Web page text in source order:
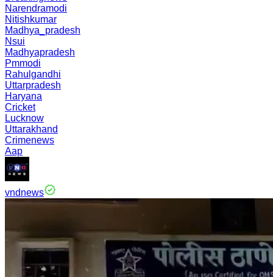
Narendramodi
Nitishkumar
Madhya_pradesh
Nsui
Madhyapradesh
Pmmodi
Rahulgandhi
Uttarpradesh
Haryana
Cricket
Lucknow
Uttarakhand
Crimenews
Aap
vndnews